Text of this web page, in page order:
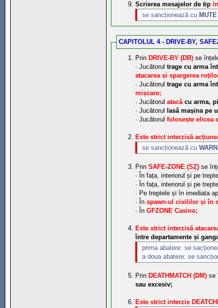
Scrierea mesajelor de tip /
se sancționează cu
CAPITOLUL 4 - DRIVE-BY,
Prin DRIVE-BY (DB) se
∙ Jucătorul trage cu arma
atacarea și spargerea
∙ Jucătorul trage cu arma
mișcare;
∙ Jucătorul atacăcu arma,
∙ Jucătorul
lasă mașina pe
∙ Jucătorul folosește elicea
Este strict interzisă
se sancționează cu WARN
Prin SAFE-ZONE (SZ) se
∙ În fața, interiorul și pe
∙ În fața, interiorul și pe
∙ Pe treptele și în imediata
∙ În spawn-ul civililor și în
∙ În GFZONE Casino;
Este strict interzisă
între departamente și
prima abatere: se
a doua abatere: se
Prin DEATHMATCH (DM) se
sau excesiv;
Este strict interzis